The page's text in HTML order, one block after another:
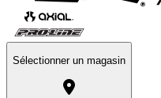
Sélectionner un magasin